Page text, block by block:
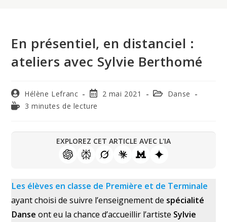
En présentiel, en distanciel :
ateliers avec Sylvie Berthomé
Hélène Lefranc 2 mai 2021
Danse
3 minutes de lecture
EXPLOREZ CET ARTICLE AVEC L'IA
Les élèves en classe de Première et de Terminale
ayant choisi de suivre l’enseignement de spécialité
Danse ont eu la chance d’accueillir l’artiste Sylvie